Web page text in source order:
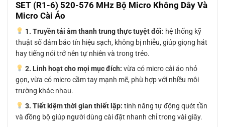
SET (R1-6) 520-576 MHz Bộ Micro Không Dây Và
Micro Cài Áo
1. Truyền tải âm thanh trung thực tuyệt đối: hệ thống kỹ
thuật số đảm bảo tín hiệu sạch, không bị nhiễu, giúp giọng hát
hay tiếng nói trở nên tự nhiên và trong trẻo.
2. Linh hoạt cho mọi mục đích: vừa có micro cài áo nhỏ
gọn, vừa có micro cầm tay mạnh mẽ, phù hợp với nhiều môi
trường khác nhau.
3. Tiết kiệm thời gian thiết lập: tính năng tự động quét tần
và đồng bộ giúp người dùng cài đặt nhanh chỉ trong vài giây.